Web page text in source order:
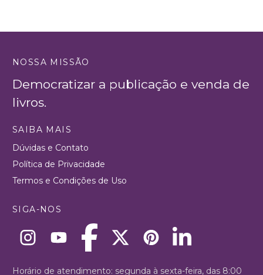
NOSSA MISSÃO
Democratizar a publicação e venda de
livros.
SAIBA MAIS
Dúvidas e Contato
Política de Privacidade
Termos e Condições de Uso
SIGA-NOS
Horário de atendimento: segunda à sexta-feira, das 8:00